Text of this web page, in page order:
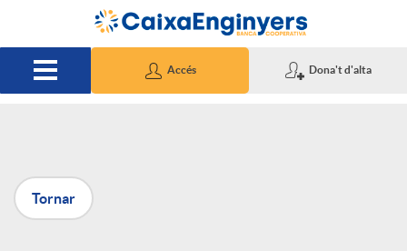
Salta al contingut principal
Accés Dona't d'alta
P
u
Tornar